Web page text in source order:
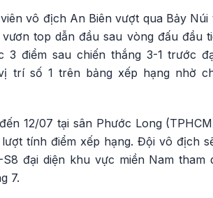
vô địch An Biên vượt qua Bảy
vươn top dẫn đầu sau vòng đấu đầu
3 điểm sau chiến thắng 3-1 trước
trí số 1 trên bảng xếp hạng nhờ
12/07 tại sân Phước Long
tính điểm xếp hạng. Đội vô địch
đại diện khu vực miền Nam
7.